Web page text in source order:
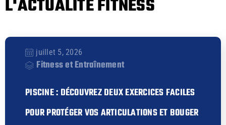
L'ACTUALITÉ FITNESS
juillet 5, 2026
Fitness et Entraînement
PISCINE : DÉCOUVREZ DEUX EXERCICES FACILES
POUR PROTÉGER VOS ARTICULATIONS ET BOUGER